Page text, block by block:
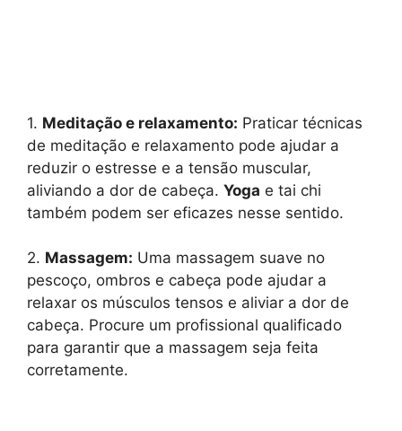
1. Meditação e relaxamento: Praticar técnicas
de meditação e relaxamento pode ajudar a
reduzir o estresse e a tensão muscular,
aliviando a dor de cabeça. Yoga e tai chi
também podem ser eficazes nesse sentido.
2. Massagem: Uma massagem suave no
pescoço, ombros e cabeça pode ajudar a
relaxar os músculos tensos e aliviar a dor de
cabeça. Procure um profissional qualificado
para garantir que a massagem seja feita
corretamente.